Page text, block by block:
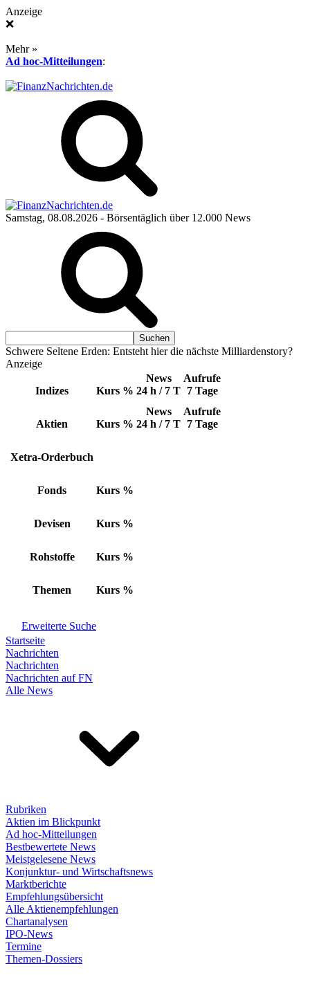
Anzeige
❌
Mehr »
Ad hoc-Mitteilungen:
Samstag, 08.08.2026 - Börsentäglich über 12.000 News
Schwere Seltene Erden: Entsteht hier die nächste Milliardenstory?
Anzeige
Indizes Kurs %
News
24 h / 7 T
Aufrufe
7 Tage
Aktien Kurs %
News
24 h / 7 T
Aufrufe
7 Tage
Xetra-Orderbuch
Fonds Kurs %
Devisen Kurs %
Rohstoffe Kurs %
Themen Kurs %
Erweiterte Suche
Startseite
Nachrichten
Nachrichten
Nachrichten auf FN
Alle News
Rubriken
Aktien im Blickpunkt
Ad hoc-Mitteilungen
Bestbewertete News
Meistgelesene News
Konjunktur- und Wirtschaftsnews
Marktberichte
Empfehlungsübersicht
Alle Aktienempfehlungen
Chartanalysen
IPO-News
Termine
Themen-Dossiers